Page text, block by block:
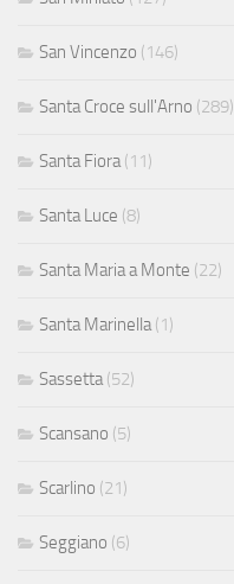
San Vincenzo (146)
Santa Croce sull'Arno (289)
Santa Fiora (11)
Santa Luce (8)
Santa Maria a Monte (22)
Santa Marinella (1)
Sassetta (52)
Scansano (5)
Scarlino (21)
Seggiano (6)